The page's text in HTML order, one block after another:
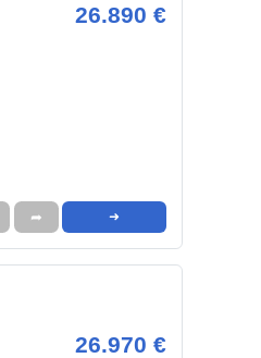
26.890 €
➦ ➜
26.970 €